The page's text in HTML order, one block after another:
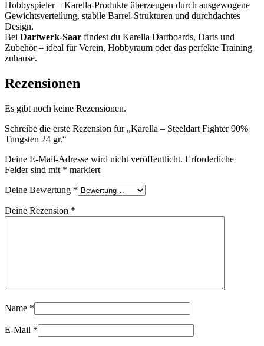
Hobbyspieler – Karella-Produkte überzeugen durch ausgewogene
Gewichtsverteilung, stabile Barrel-Strukturen und durchdachtes
Design.
Bei Dartwerk-Saar findest du Karella Dartboards, Darts und
Zubehör – ideal für Verein, Hobbyraum oder das perfekte Training
zuhause.
Rezensionen
Es gibt noch keine Rezensionen.
Schreibe die erste Rezension für „Karella – Steeldart Fighter 90%
Tungsten 24 gr.“
Deine E-Mail-Adresse wird nicht veröffentlicht. Erforderliche
Felder sind mit * markiert
Deine Bewertung *
Deine Rezension *
Name *
E-Mail *